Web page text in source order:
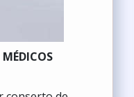
MÉDICOS